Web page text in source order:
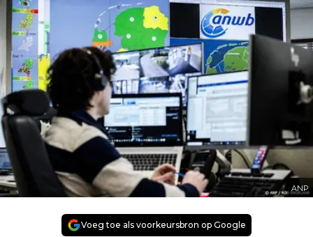
ANP
Voeg toe als voorkeursbron op Google